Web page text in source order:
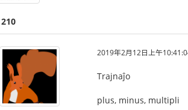
210
2019年2月12日上午
Trajnaĵo
plus, minus, multipli